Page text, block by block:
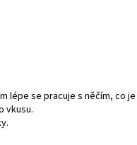
lépe se pracuje s něčím, co
vkusu.